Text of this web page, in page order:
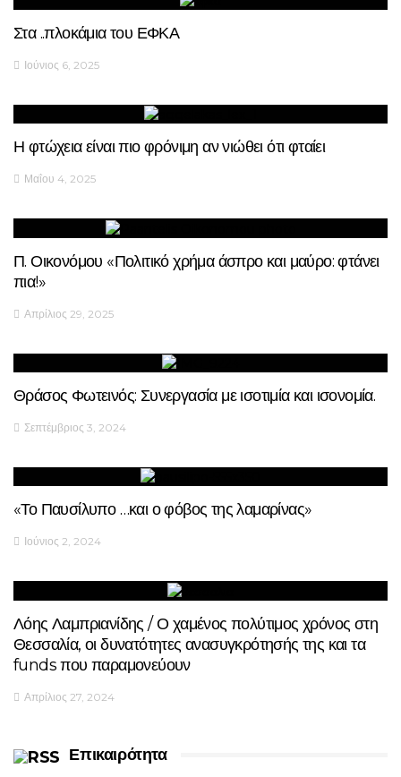
Στα ..πλοκάμια του ΕΦΚΑ
Ιούνιος 6, 2025
Η φτώχεια είναι πιο φρόνιμη αν νιώθει ότι φταίει
Μαΐου 4, 2025
Π. Οικονόμου «Πολιτικό χρήμα άσπρο και μαύρο: φτάνει
πια!»
Απρίλιος 29, 2025
Θράσος Φωτεινός: Συνεργασία με ισοτιμία και ισονομία.
Σεπτέμβριος 3, 2024
«Το Παυσίλυπο …και ο φόβος της λαμαρίνας»
Ιούνιος 2, 2024
Λόης Λαμπριανίδης / Ο χαμένος πολύτιμος χρόνος στη
Θεσσαλία, οι δυνατότητες ανασυγκρότησής της και τα
funds που παραμονεύουν
Απρίλιος 27, 2024
Επικαιρότητα